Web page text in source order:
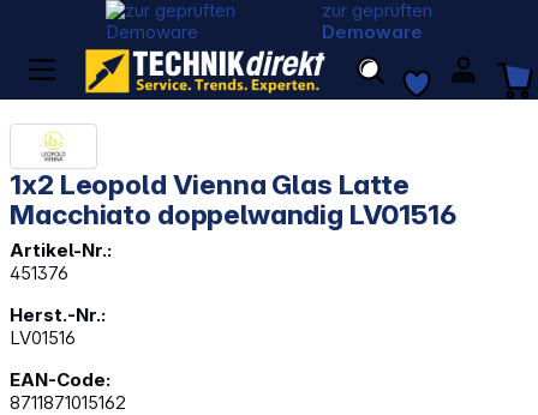
zur geprüften
Demoware
1x2 Leopold Vienna Glas Latte
Macchiato doppelwandig LV01516
Artikel-Nr.:
451376
Herst.-Nr.:
LV01516
EAN-Code:
8711871015162